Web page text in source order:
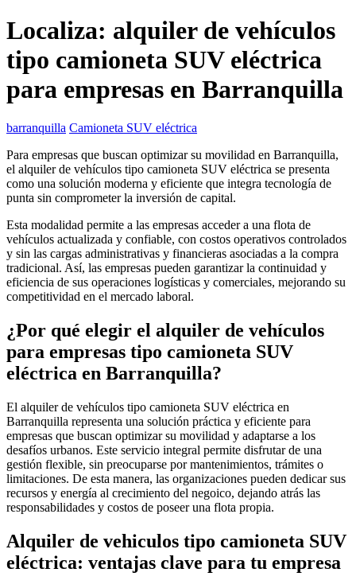
Localiza: alquiler de vehículos
tipo camioneta SUV eléctrica
para empresas en Barranquilla
barranquilla Camioneta SUV eléctrica
Para empresas que buscan optimizar su movilidad en Barranquilla,
el alquiler de vehículos tipo camioneta SUV eléctrica se presenta
como una solución moderna y eficiente que integra tecnología de
punta sin comprometer la inversión de capital.
Esta modalidad permite a las empresas acceder a una flota de
vehículos actualizada y confiable, con costos operativos controlados
y sin las cargas administrativas y financieras asociadas a la compra
tradicional. Así, las empresas pueden garantizar la continuidad y
eficiencia de sus operaciones logísticas y comerciales, mejorando su
competitividad en el mercado laboral.
¿Por qué elegir el alquiler de vehículos
para empresas tipo camioneta SUV
eléctrica en Barranquilla?
El alquiler de vehículos tipo camioneta SUV eléctrica en
Barranquilla representa una solución práctica y eficiente para
empresas que buscan optimizar su movilidad y adaptarse a los
desafíos urbanos. Este servicio integral permite disfrutar de una
gestión flexible, sin preocuparse por mantenimientos, trámites o
limitaciones. De esta manera, las organizaciones pueden dedicar sus
recursos y energía al crecimiento del negoico, dejando atrás las
responsabilidades y costos de poseer una flota propia.
Alquiler de vehiculos tipo camioneta SUV
eléctrica: ventajas clave para tu empresa